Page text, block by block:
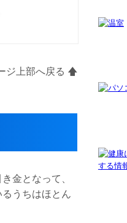
ジ上部へ戻る 🡅
金となって、
うちはほとん